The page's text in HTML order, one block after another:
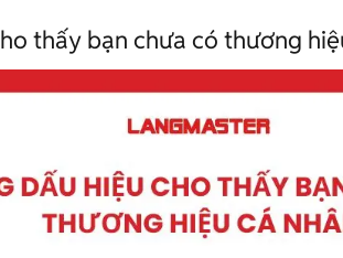
thấy bạn chưa có thương